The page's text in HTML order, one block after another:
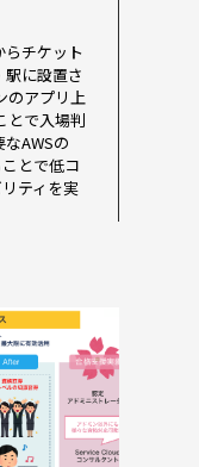
らチケット
に設置さ
のアプリ上
とで入場判
AWSの
とで低コ
ティを実